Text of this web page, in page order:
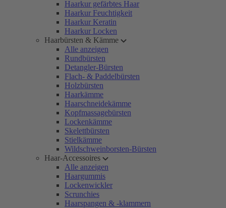
Haarkur gefärbtes Haar
Haarkur Feuchtigkeit
Haarkur Keratin
Haarkur Locken
Haarbürsten & Kämme
Alle anzeigen
Rundbürsten
Detangler-Bürsten
Flach- & Paddelbürsten
Holzbürsten
Haarkämme
Haarschneidekämme
Kopfmassagebürsten
Lockenkämme
Skelettbürsten
Stielkämme
Wildschweinborsten-Bürsten
Haar-Accessoires
Alle anzeigen
Haargummis
Lockenwickler
Scrunchies
Haarspangen & -klammern